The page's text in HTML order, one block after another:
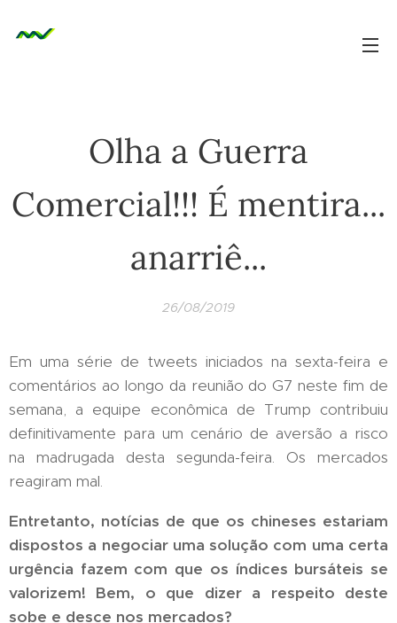
Olha a Guerra
Comercial!!! É mentira...
anarriê...
26/08/2019
Em uma série de tweets iniciados na sexta-feira e
comentários ao longo da reunião do G7 neste fim de
semana, a equipe econômica de Trump contribuiu
definitivamente para um cenário de aversão a risco
na madrugada desta segunda-feira. Os mercados
reagiram mal.
Entretanto, notícias de que os chineses estariam
dispostos a negociar uma solução com uma certa
urgência fazem com que os índices bursáteis se
valorizem! Bem, o que dizer a respeito deste
sobe e desce nos mercados?